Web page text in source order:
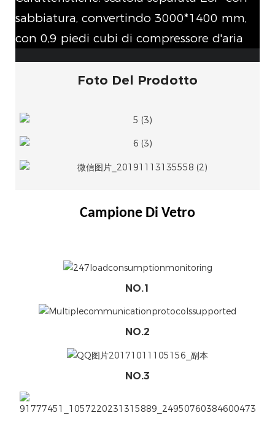
sabbiatura, convertindo 3000*1400 mm,
con 0,9 piedi cubi di compressore d'aria
Foto Del Prodotto
Campione Di Vetro
NO.1
NO.2
NO.3